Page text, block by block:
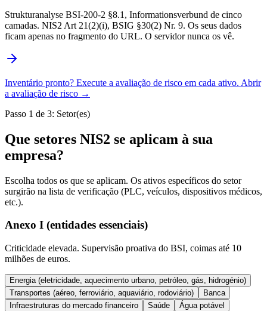
Strukturanalyse BSI-200-2 §8.1, Informationsverbund de cinco
camadas. NIS2 Art 21(2)(i), BSIG §30(2) Nr. 9. Os seus dados
ficam apenas no fragmento do URL. O servidor nunca os vê.
Inventário pronto? Execute a avaliação de risco em cada ativo. Abrir
a avaliação de risco →
Passo 1 de 3: Setor(es)
Que setores NIS2 se aplicam à sua
empresa?
Escolha todos os que se aplicam. Os ativos específicos do setor
surgirão na lista de verificação (PLC, veículos, dispositivos médicos,
etc.).
Anexo I (entidades essenciais)
Criticidade elevada. Supervisão proativa do BSI, coimas até 10
milhões de euros.
Energia (eletricidade, aquecimento urbano, petróleo, gás, hidrogénio)
Transportes (aéreo, ferroviário, aquaviário, rodoviário)
Banca
Infraestruturas do mercado financeiro
Saúde
Água potável